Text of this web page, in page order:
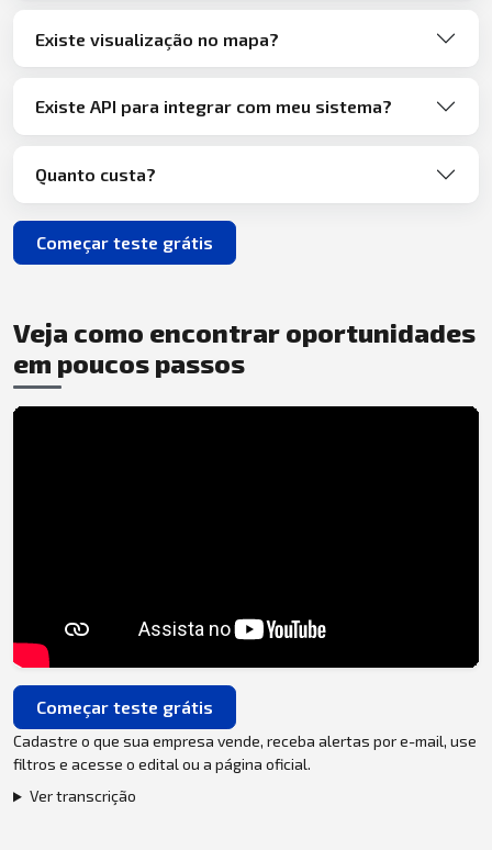
Existe visualização no mapa?
Existe API para integrar com meu sistema?
Quanto custa?
Começar teste grátis
Veja como encontrar oportunidades
em poucos passos
Começar teste grátis
Cadastre o que sua empresa vende, receba alertas por e-mail, use
filtros e acesse o edital ou a página oficial.
Ver transcrição